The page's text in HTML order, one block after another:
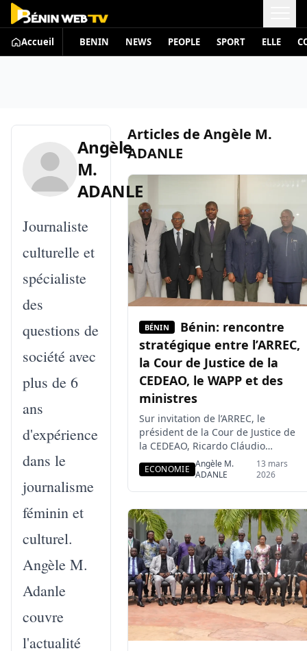
Accueil BENIN NEWS PEOPLE SPORT ELLE
Angèle
M.
ADANLE
Journaliste
culturelle et
spécialiste
des
questions de
société avec
plus de 6
ans
d'expérience
dans le
journalisme
féminin et
culturel.
Angèle M.
Adanle
couvre
l'actualité
Articles de Angèle M.
ADANLE
BÉNIN
Bénin: rencontre
stratégique entre l’ARREC,
la Cour de Justice de la
CEDEAO, le WAPP et des
ministres
Sur invitation de l’ARREC, le
président de la Cour de Justice de
la CEDEAO, Ricardo Cláudio
Monteiro Gonçalves, a effectué
une visite de travail à Cotonou
mission, il a rencontré les
représentants de l’Autorité
Régionale de Régulation du
Secteur de l’Électricité […]
ECONOMIE Angèle M.
ADANLE
13 mars
2026